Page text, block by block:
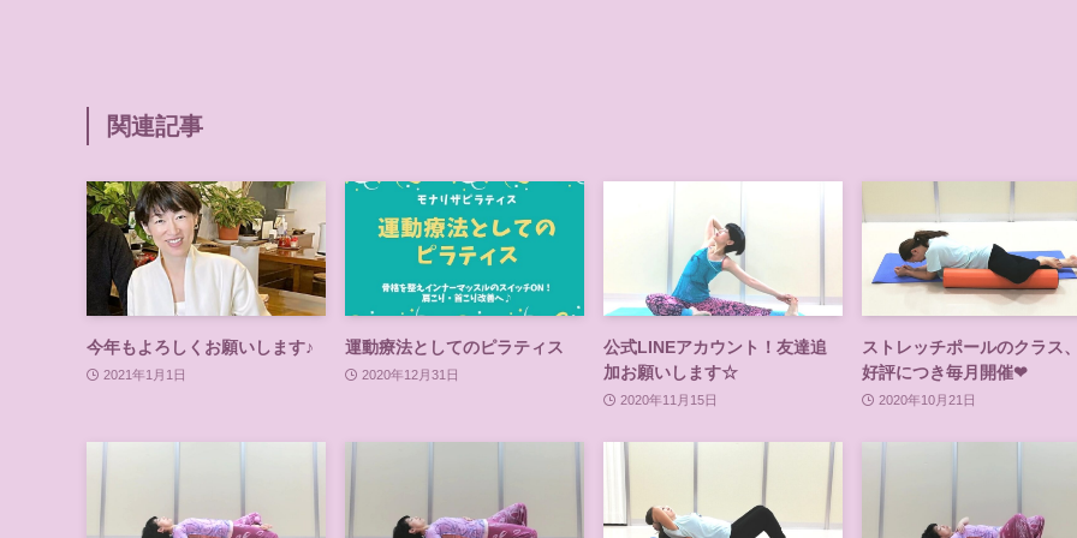
関連記事
今年もよろしくお願いします♪
2021年1月1日
運動療法としてのピラティス
2020年12月31日
公式LINEアカウント！友達追
加お願いします☆
2020年11月15日
ストレッチポールのクラス
好評につき毎月開催❤
2020年10月21日